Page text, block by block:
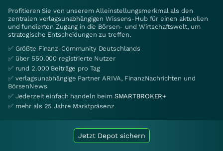
Profitieren Sie von unserem Alleinstellungsmerkmal als den
zentralen verlagsunabhängigen Wissens-Hub für einen aktuellen
und fundierten Zugang in die Börsen- und Wirtschaftswelt, um
strategische Entscheidungen zu treffen.
✅ Größte Finanz-Community Deutschlands
✅ über 550.000 registrierte Nutzer
✅ rund 2.000 Beiträge pro Tag
✅ verlagsunabhängige Partner ARIVA, FinanzNachrichten und
BörsenNews
✅ Jederzeit einfach handeln beim SMARTBROKER+
✅ mehr als 25 Jahre Marktpräsenz
Jetzt Depot sichern